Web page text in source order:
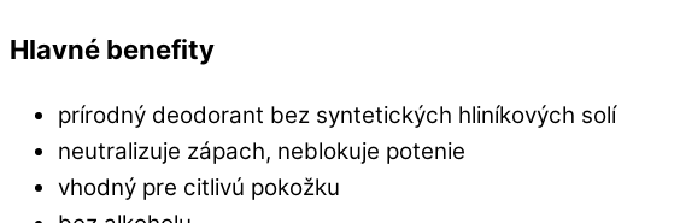
Hlavné benefity
prírodný deodorant bez syntetických hliníkových solí
neutralizuje zápach, neblokuje potenie
vhodný pre citlivú pokožku